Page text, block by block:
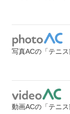
写真ACの「テニ
動画ACの「テニ